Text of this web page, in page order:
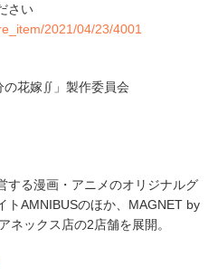
さい
2021/04/23/4001
の花嫁∬」製作委員会
する漫画・アニメのオリジナルグ
トAMNIBUSのほか、MAGNET by
ネックス店の2店舗を展開。